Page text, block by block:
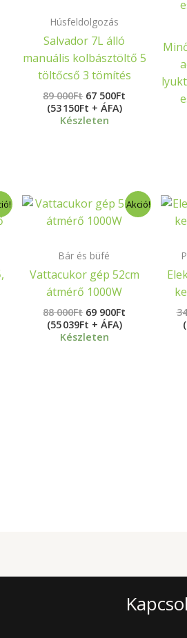
Húsfeldolgozás
Salvador 7L álló
manuális kolbásztöltő 5
töltőcső 3 tömítés
89 000Ft 67 500Ft
(53 150Ft + ÁFA)
Készleten
Akció!
Bár és büfé
Vattacukor gép 52cm
átmérő 1000W
88 000Ft
Original
price
was:
000Ft.
69 900Ft
Current
price
(55 039Ft + ÁFA)
Készleten